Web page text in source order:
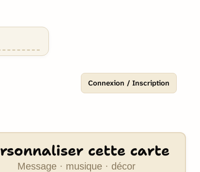
Connexion / Inscription
cette carte
Message · musique · décor